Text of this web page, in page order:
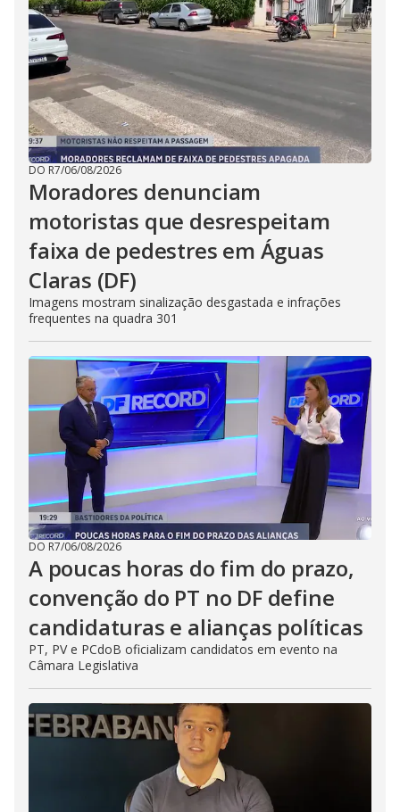
DO R7/06/08/2026
Moradores denunciam
motoristas que desrespeitam
faixa de pedestres em Águas
Claras (DF)
Imagens mostram sinalização desgastada e infrações
frequentes na quadra 301
DO R7/06/08/2026
A poucas horas do fim do prazo,
convenção do PT no DF define
candidaturas e alianças políticas
PT, PV e PCdoB oficializam candidatos em evento na
Câmara Legislativa